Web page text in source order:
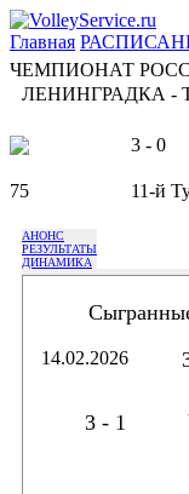
Главная
ЧЕМПИОНАТ
ЛЕНИНГРАДКА -
3 - 0
75 11-й
АНОНС
РЕЗУЛЬТАТЫ
ДИНАМИКА
14.02.2026
3 - 1